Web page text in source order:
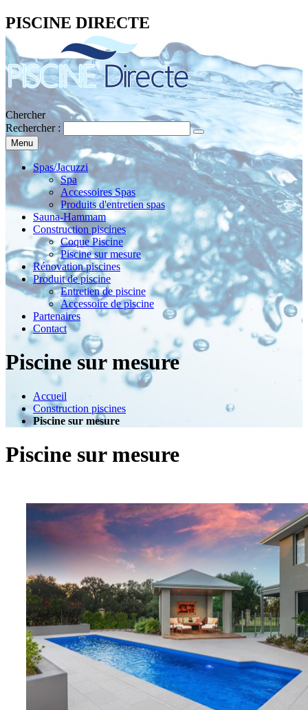
PISCINE DIRECTE
Chercher
Rechercher :
Menu
Spas/Jacuzzi
Spa
Accessoires Spas
Produits d'entretien spas
Sauna-Hammam
Construction piscines
Coque Piscine
Piscine sur mesure
Rénovation piscines
Produit de piscine
Entretien de piscine
Accessoire de piscine
Partenaires
Contact
Piscine sur mesure
Accueil
Construction piscines
Piscine sur mesure
Piscine sur mesure